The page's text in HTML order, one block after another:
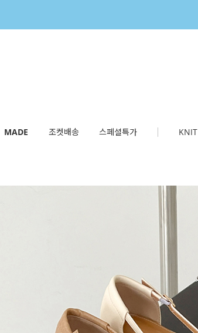
MADE 조켓배송 스페셜특가 KNIT